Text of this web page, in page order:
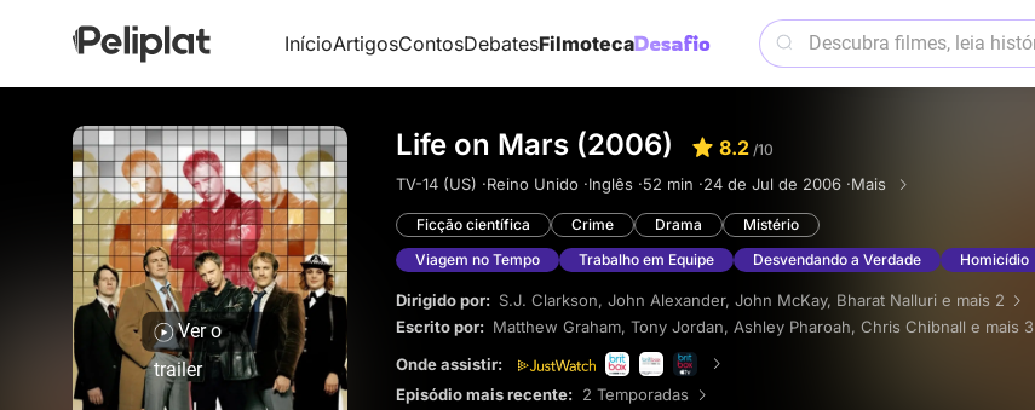
InícioArtigosContosDebatesFilmoteca
Ver o
trailer
Life on Mars (2006) 8.2 /10
TV-14 (US) ·Reino Unido ·Inglês ·52 min ·24 de Jul de 2006 ·Mais
Ficção científica Crime Drama
Mistério
Viagem no Tempo
Trabalho em Equipe Desvendando a Verdade Homicídio
Dirigido por: S.J. Clarkson, John Alexander, John McKay, Bharat Nalluri e mais 2
Escrito por: Matthew Graham, Tony Jordan, Ashley Pharoah, Chris Chibnall e mais 3
Onde assistir:
Episódio mais recente: 2 Temporadas